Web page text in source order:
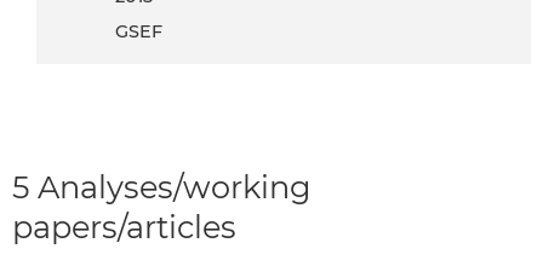
GSEF
5 Analyses/working
papers/articles